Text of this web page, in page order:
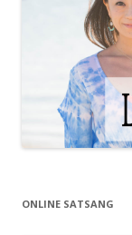
ONLINE SATSANG